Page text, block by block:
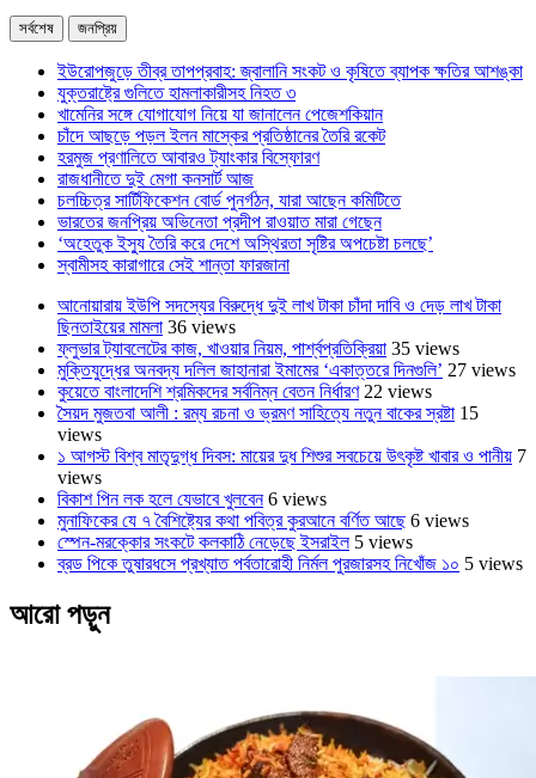
সর্বশেষ জনপ্রিয়
ইউরোপজুড়ে তীব্র তাপপ্রবাহ: জ্বালানি সংকট ও কৃষিতে ব্যাপক ক্ষতির আশঙ্কা
যুক্তরাষ্ট্রে গুলিতে হামলাকারীসহ নিহত ৩
খামেনির সঙ্গে যোগাযোগ নিয়ে যা জানালেন পেজেশকিয়ান
চাঁদে আছড়ে পড়ল ইলন মাস্কের প্রতিষ্ঠানের তৈরি রকেট
হরমুজ প্রণালিতে আবারও ট্যাংকার বিস্ফোরণ
রাজধানীতে দুই মেগা কনসার্ট আজ
চলচ্চিত্র সার্টিফিকেশন বোর্ড পুনর্গঠন, যারা আছেন কমিটিতে
ভারতের জনপ্রিয় অভিনেতা প্রদীপ রাওয়াত মারা গেছেন
‘অহেতুক ইস্যু তৈরি করে দেশে অস্থিরতা সৃষ্টির অপচেষ্টা চলছে’
স্বামীসহ কারাগারে সেই শান্তা ফারজানা
আনোয়ারায় ইউপি সদস্যের বিরুদ্ধে দুই লাখ টাকা চাঁদা দাবি ও দেড় লাখ টাকা
ছিনতাইয়ের মামলা 36 views
ফ্লুভার ট্যাবলেটের কাজ, খাওয়ার নিয়ম, পার্শ্বপ্রতিক্রিয়া 35 views
মুক্তিযুদ্ধের অনবদ্য দলিল জাহানারা ইমামের ‘একাত্তরে দিনগুলি’ 27 views
কুয়েতে বাংলাদেশি শ্রমিকদের সর্বনিম্ন বেতন নির্ধারণ 22 views
সৈয়দ মুজতবা আলী : রম্য রচনা ও ভ্রমণ সাহিত্যে নতুন বাকের স্রষ্টা 15
views
১ আগস্ট বিশ্ব মাতৃদুগ্ধ দিবস: মায়ের দুধ শিশুর সবচেয়ে উৎকৃষ্ট খাবার ও পানীয় 7
views
বিকাশ পিন লক হলে যেভাবে খুলবেন 6 views
মুনাফিকের যে ৭ বৈশিষ্ট্যের কথা পবিত্র কুরআনে বর্ণিত আছে 6 views
স্পেন-মরক্কোর সংকটে কলকাঠি নেড়েছে ইসরাইল 5 views
ব্রড পিকে তুষারধসে প্রখ্যাত পর্বতারোহী নির্মল ‍পুরজারসহ নিখোঁজ ১০ 5 views
আরো পড়ুন